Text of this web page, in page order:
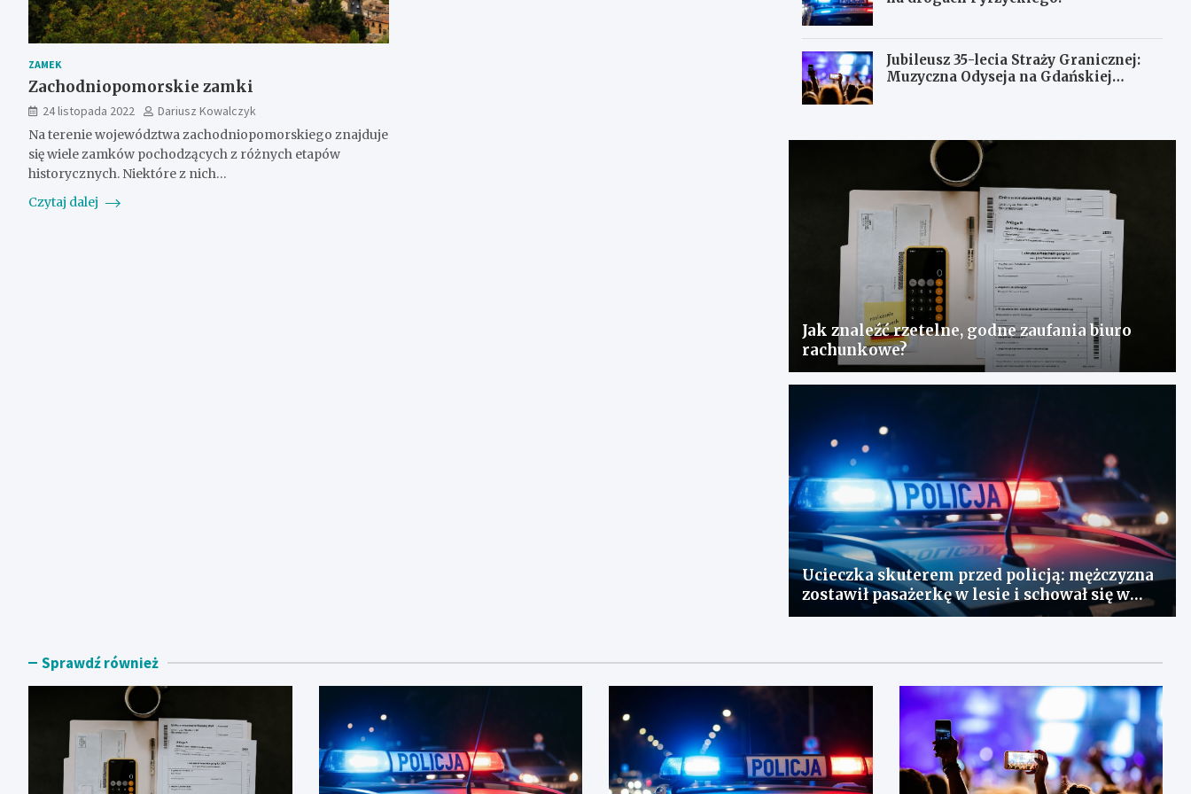
ZAMEK
Zachodniopomorskie zamki
24 listopada 2022
Dariusz Kowalczyk
Na terenie województwa zachodniopomorskiego znajduje
się wiele zamków pochodzących z różnych etapów
historycznych. Niektóre z nich…
Czytaj dalej
Jubileusz 35-lecia Straży Granicznej:
Muzyczna Odyseja na Gdańskiej
Jak znaleźć rzetelne, godne zaufania biuro
rachunkowe?
Ucieczka skuterem przed policją: mężczyzna
zostawił pasażerkę w lesie i schował się w
lodówce
Sprawdź również